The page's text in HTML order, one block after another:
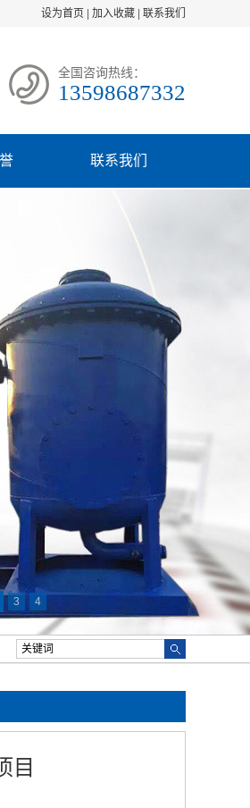
设为首页 加入收藏 联系我们
全国咨询热线：
13598687332
联系我们
3 4
目